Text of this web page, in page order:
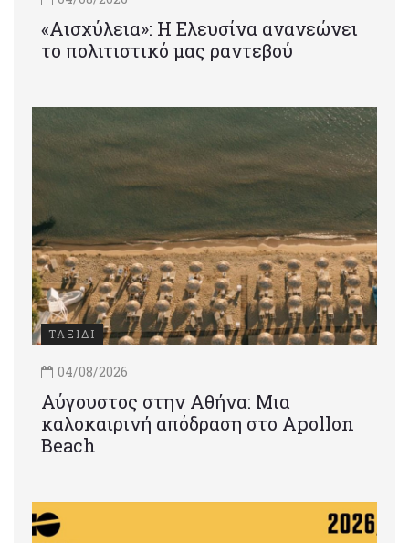
«Αισχύλεια»: Η Ελευσίνα ανανεώνει
το πολιτιστικό μας ραντεβού
ΤΑΞΙΔΙ
04/08/2026
Αύγουστος στην Αθήνα: Μια
καλοκαιρινή απόδραση στο Apollon
Beach